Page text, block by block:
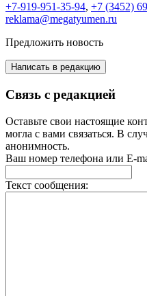
+7-919-951-35-94, +7 (3452)
reklama@megatyumen.ru
Предложить новость
Написать в редакцию
Связь с редакцией
Оставьте свои настоящие
могла с вами связаться. В
анонимность.
Ваш номер телефона или E-
Текст сообщения: